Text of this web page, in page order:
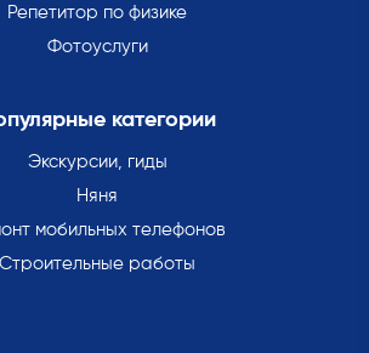
Репетитор по физике
Фотоуслуги
категории
Экскурсии, гиды
Няня
мобильных телефонов
Строительные работы